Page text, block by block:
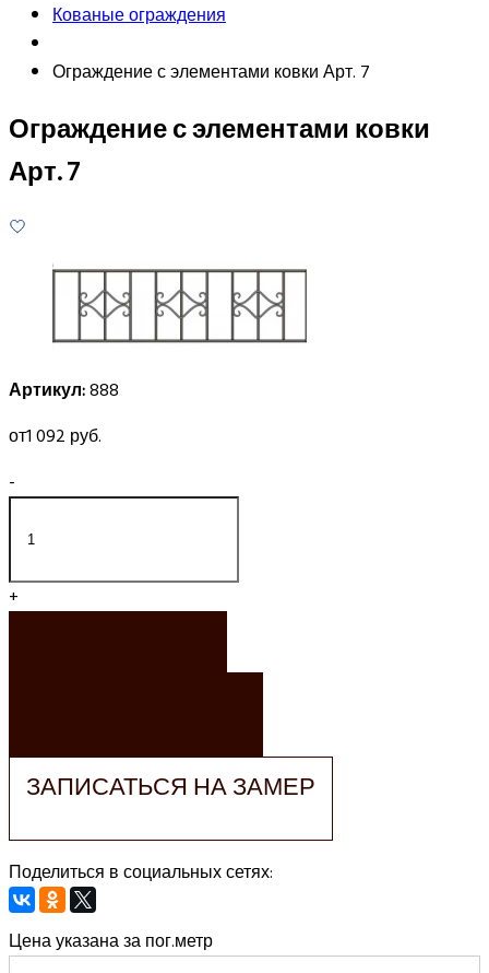
Кованые ограждения
Ограждение с элементами ковки Арт. 7
Ограждение с элементами ковки
Арт. 7
Артикул:888
от1 092 руб.
-
+
ЗАПИСАТЬСЯ НА ЗАМЕР
Поделиться в социальных сетях:
Цена указана за пог.метр